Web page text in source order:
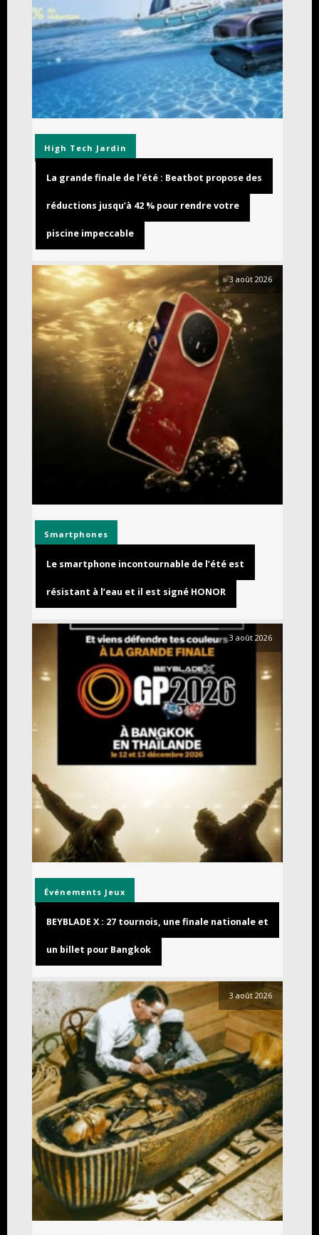
High Tech Jardin
La grande finale de l’été : Beatbot propose des
réductions jusqu’à 42 % pour rendre votre
piscine impeccable
3 août 2026
Smartphones
Le smartphone incontournable de l’été est
résistant à l’eau et il est signé HONOR
3 août 2026
Événements Jeux
BEYBLADE X : 27 tournois, une finale nationale et
un billet pour Bangkok
3 août 2026